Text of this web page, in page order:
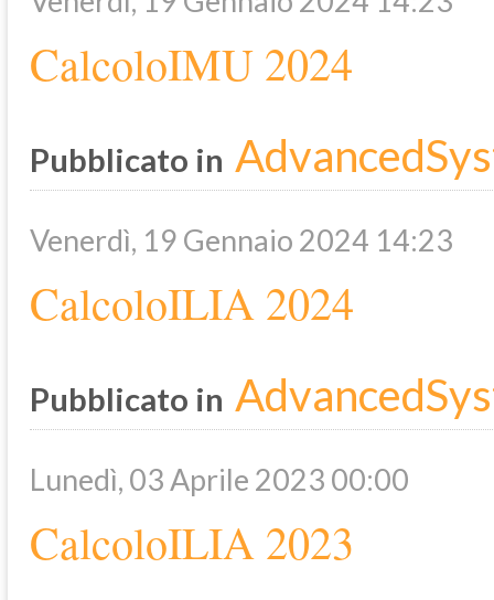
CalcoloIMU 2024
Pubblicato in
Venerdì, 19 Gennaio 2024 14:23
CalcoloILIA 2024
Pubblicato in
Lunedì, 03 Aprile 2023 00:00
CalcoloILIA 2023